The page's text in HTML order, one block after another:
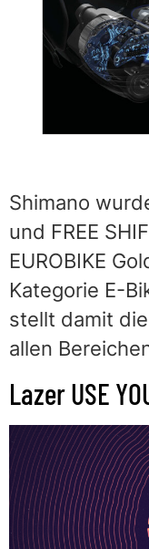
Shimano
und FREE
EUROBIKE
Kategorie E-
stellt damit
allen
Lazer USE